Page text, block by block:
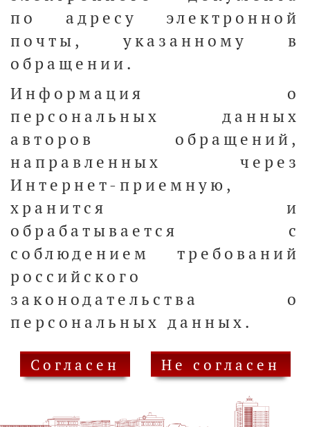
по адресу электронной
почты, указанному в
обращении.
Информация о
персональных данных
авторов обращений,
направленных через
Интернет-приемную,
хранится и
обрабатывается с
соблюдением требований
российского
законодательства о
персональных данных.
Согласен Не согласен